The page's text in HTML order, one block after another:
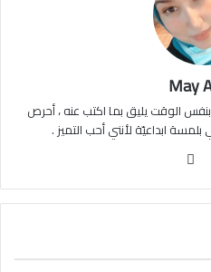
May
الوقت يليق بما اكتب عنه ، أحرص
ابداعيّة لأنني أحب التميز .
موقع